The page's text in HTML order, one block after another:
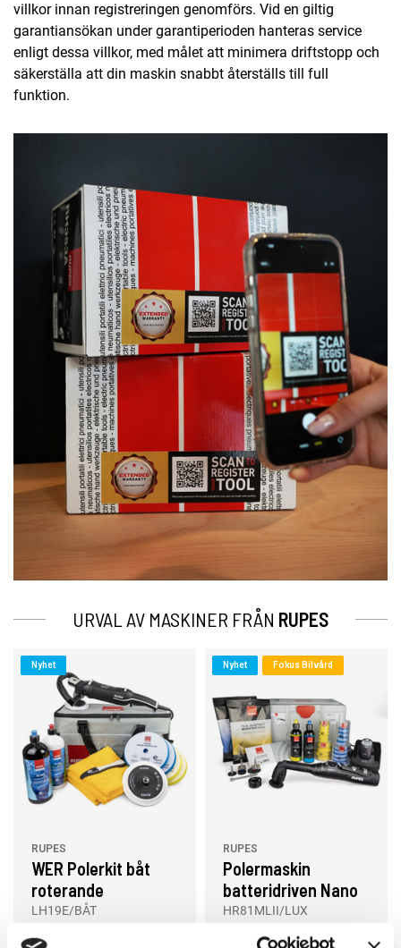
villkor innan registreringen genomförs. Vid en giltig
garantiansökan under garantiperioden hanteras service
enligt dessa villkor, med målet att minimera driftstopp och
säkerställa att din maskin snabbt återställs till full
funktion.
URVAL AV MASKINER FRÅN RUPES
Nyhet
RUPES
WER Polerkit båt
roterande
LH19E/BÅT
8 800 kr
Nyhet Fokus Bilvård
RUPES
Polermaskin
batteridriven Nano
II, LUX-kit
HR81MLII/LUX
11 350 kr